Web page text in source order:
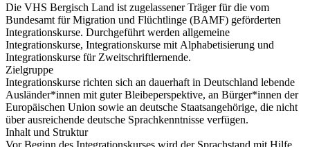
Die VHS Bergisch Land ist zugelassener Träger für die vom
Bundesamt für Migration und Flüchtlinge (BAMF) geförderten
Integrationskurse. Durchgeführt werden allgemeine
Integrationskurse, Integrationskurse mit Alphabetisierung und
Integrationskurse für Zweitschriftlernende.
Zielgruppe
Integrationskurse richten sich an dauerhaft in Deutschland lebende
Ausländer*innen mit guter Bleibeperspektive, an Bürger*innen der
Europäischen Union sowie an deutsche Staatsangehörige, die nicht
über ausreichende deutsche Sprachkenntnisse verfügen.
Inhalt und Struktur
Vor Beginn des Integrationskurses wird der Sprachstand mit Hilfe